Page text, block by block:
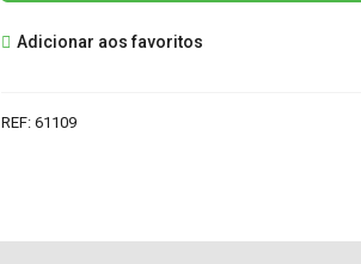
39802C
Adicionar aos favoritos
REF: 61109